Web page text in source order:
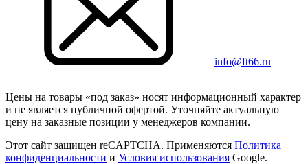
info@ft66.ru
Цены на товары «под заказ» носят информационный характер
и не является публичной офертой. Уточняйте актуальную
цену на заказные позиции у менеджеров компании.
Этот сайт защищен reCAPTCHA. Применяются Политика
конфиденциальности и Условия использования Google.